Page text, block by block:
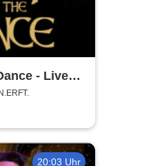
- Live
20:03 Uhr